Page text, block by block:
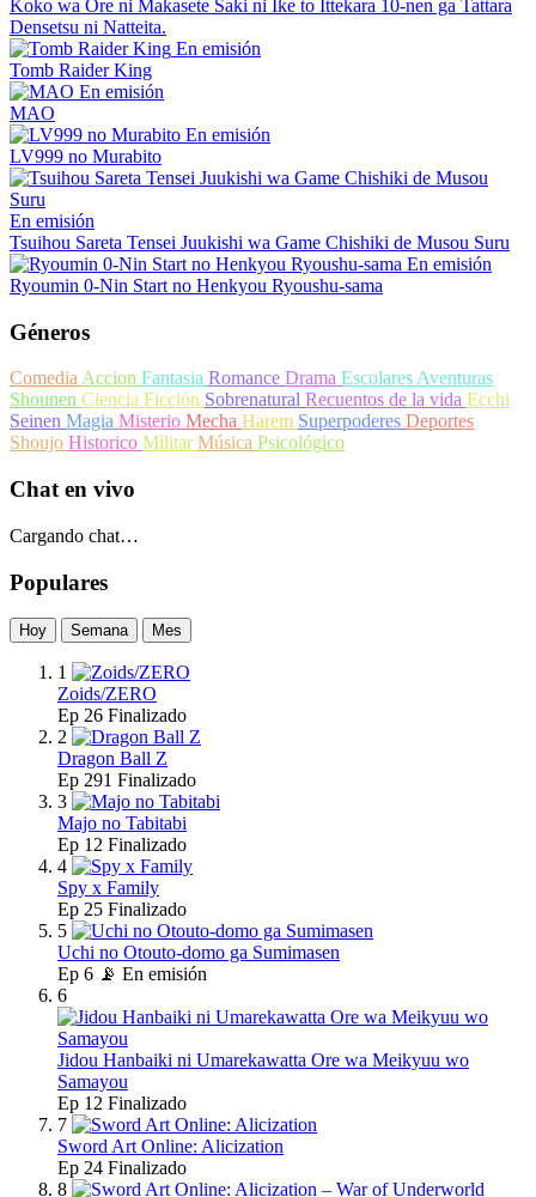
Koko wa Ore ni Makasete Saki ni Ike to Ittekara 10-nen ga Tattara
Densetsu ni Natteita.
En emisión
Tomb Raider King
En emisión
MAO
En emisión
LV999 no Murabito
En emisión
Tsuihou Sareta Tensei Juukishi wa Game Chishiki de Musou Suru
En emisión
Ryoumin 0-Nin Start no Henkyou Ryoushu-sama
Géneros
ComediaAccion Fantasia Romance Drama EscolaresAventuras
Shounen Ciencia Ficción Sobrenatural Recuentos de la vida Ecchi
Seinen Magia Misterio Mecha Harem Superpoderes Deportes
Shoujo Historico MilitarMúsica Psicológico
Chat en vivo
Cargando chat…
Populares
Hoy Semana Mes
1
Zoids/ZERO
Ep 26 Finalizado
2
Dragon Ball Z
Ep 291 Finalizado
3
Majo no Tabitabi
Ep 12 Finalizado
4
Spy x Family
Ep 25 Finalizado
5
Uchi no Otouto-domo ga Sumimasen
Ep 6 📡 En emisión
6
Jidou Hanbaiki ni Umarekawatta Ore wa Meikyuu wo
Samayou
Ep 12 Finalizado
7
Sword Art Online: Alicization
Ep 24 Finalizado
8